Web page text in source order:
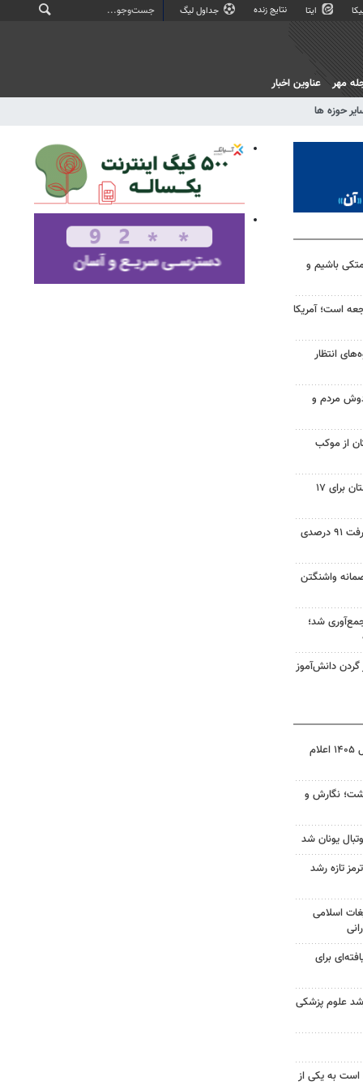
ایتا نتایج زنده جداول لیگ
حوزه ها
مهر عناوین اخبار
باشیم و
است؛ آمریکا
انتظار
مردم و
از موکب
برنامه خاموشی‌های برق در لرستان برای ۱۷
۳۰ پروژه آموزشی دلفان با پیشرفت ۹۱ درصدی
واشنگتن
ماینر جمع‌آوری شد؛
دانش‌آموز
نتیجه آزمون ورودی سمپاد سال ۱۴۰۵ اعلام
نگارش و
یونان شد
تازه رشد
اسلامی
برای
علوم پزشکی
است به یکی از